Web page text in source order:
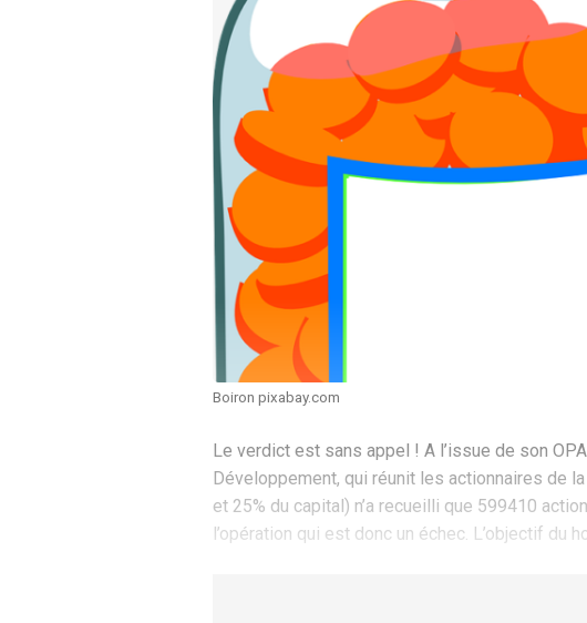
Boiron pixabay.com
Le verdict est sans appel ! A l’issue de son
Développement, qui réunit les actionnaires de
et 25% du capital) n’a recueilli que 599410
l’opération qui est donc un échec. L’objectif